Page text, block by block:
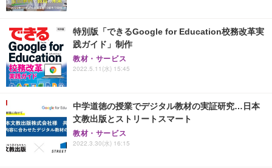
特別版「できるGoogle for Education校務改革実
践ガイド」制作
教材・サービス
2022.5.11(水) 15:45
中学道徳の授業でデジタル教材の実証研究…日本
文教出版とストリートスマート
教材・サービス
2022.3.30(水) 16:15